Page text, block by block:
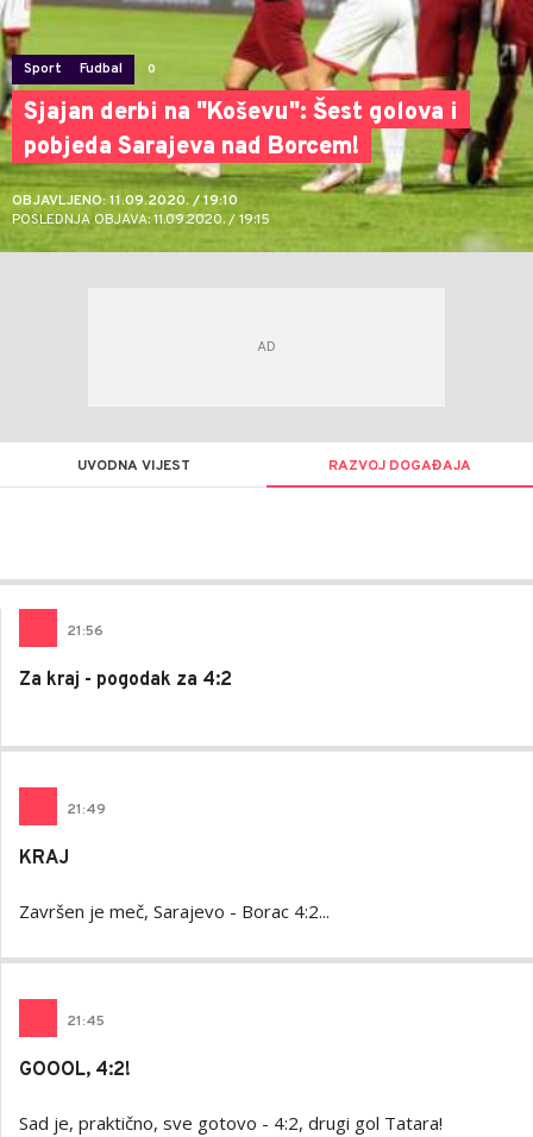
Sport Fudbal 0
Sjajan derbi na "Koševu": Šest golova i
pobjeda Sarajeva nad Borcem!
OBJAVLJENO: 11.09.2020. / 19:10
POSLEDNJA OBJAVA: 11.09.2020. / 19:15
UVODNA VIJEST RAZVOJ DOGAĐAJA
21:56
Za kraj - pogodak za 4:2
21:49
KRAJ
Završen je meč, Sarajevo - Borac 4:2...
21:45
GOOOL, 4:2!
Sad je, praktično, sve gotovo - 4:2, drugi gol Tatara!